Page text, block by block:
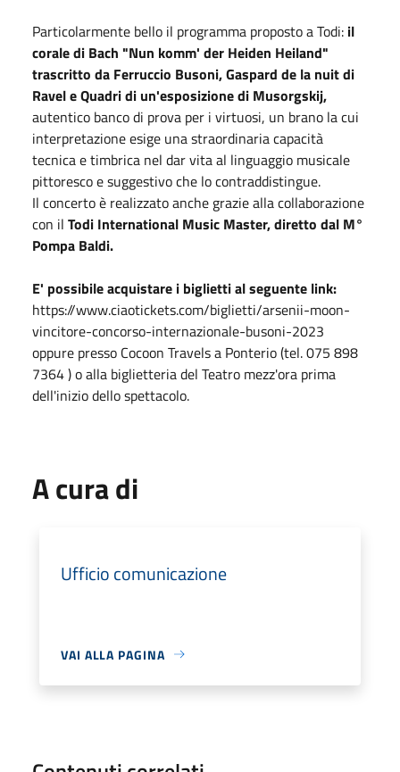
Particolarmente bello il programma proposto a Todi: il
corale di Bach "Nun komm' der Heiden Heiland"
trascritto da Ferruccio Busoni, Gaspard de la nuit di
Ravel e Quadri di un'esposizione di Musorgskij,
autentico banco di prova per i virtuosi, un brano la cui
interpretazione esige una straordinaria capacità
tecnica e timbrica nel dar vita al linguaggio musicale
pittoresco e suggestivo che lo contraddistingue.
Il concerto è realizzato anche grazie alla collaborazione
con il Todi International Music Master, diretto dal M°
Pompa Baldi.
E' possibile acquistare i biglietti al seguente link:
https://www.ciaotickets.com/biglietti/arsenii-moon-
vincitore-concorso-internazionale-busoni-2023
oppure presso Cocoon Travels a Ponterio (tel. 075 898
7364 ) o alla biglietteria del Teatro mezz'ora prima
dell'inizio dello spettacolo.
A cura di
Ufficio comunicazione
VAI ALLA PAGINA